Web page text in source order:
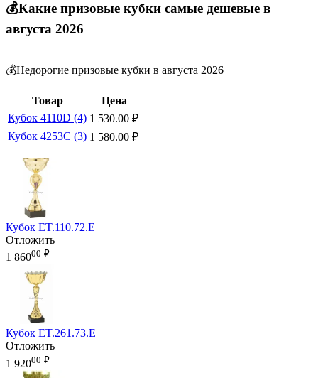
💰Какие призовые кубки самые дешевые в
августа 2026
💰Недорогие призовые кубки в августа 2026
Товар
Цена
Кубок 4110D (4) 1 530.00 ₽
Кубок 4253C (3) 1 580.00 ₽
Кубок ET.110.72.E
Отложить
1 86000 ₽
Кубок ET.261.73.E
Отложить
1 92000 ₽